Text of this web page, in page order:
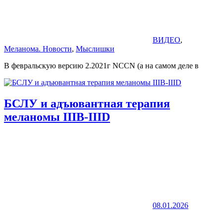
ВИДЕО,
Меланома. Новости, Мыслишки
В февральскую версию 2.2021г NCCN (а на самом деле в
БСЛУ и адъювантная терапия
меланомы IIIB-IIID
08.01.2026